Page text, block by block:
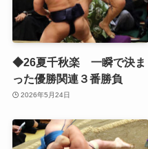
◆26夏千秋楽 一瞬で決ま
った優勝関連３番勝負
2026年5月24日